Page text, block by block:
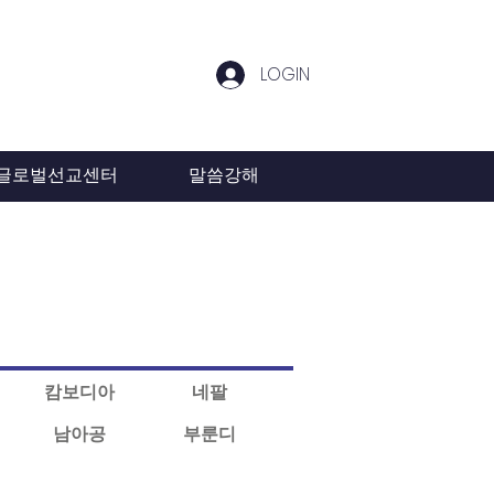
LOGIN
로벌선교센터 말씀강해
캄보디아 네팔
남아공 부룬디